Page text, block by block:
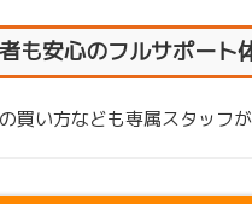
も安心のフルサポート
買い方なども専属スタッフ